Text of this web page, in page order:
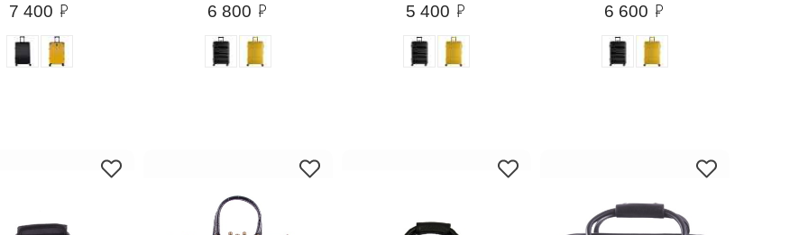
7 400 6 800 5 400 6 600